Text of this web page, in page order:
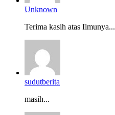
Unknown
Terima kasih atas Ilmunya...
sudutberita
masih...